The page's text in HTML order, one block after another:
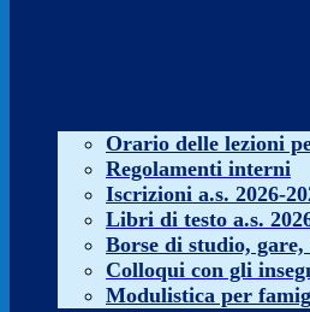
Orario delle lezioni
Regolamenti interni
Iscrizioni a.s. 2026-
Libri di testo a.s.
Borse di studio, gare,
Colloqui con gli
Modulistica per